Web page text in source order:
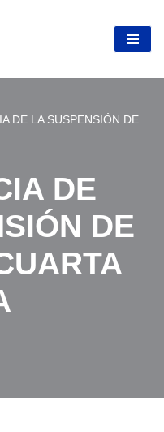
DE LA SUSPENSIÓN DE
DE
DE